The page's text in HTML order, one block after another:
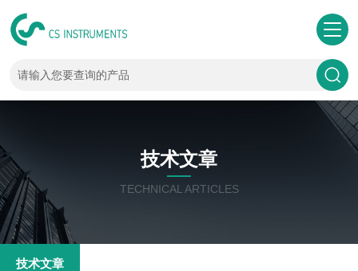
技术文章
TECHNICAL ARTICLES
技术文章